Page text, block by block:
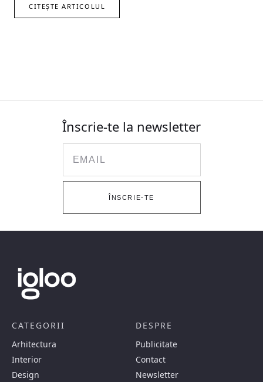
CITEȘTE ARTICOLUL
Înscrie-te la newsletter
ÎNSCRIE-TE
CATEGORII
Arhitectura
Interior
Design
DESPRE
Publicitate
Contact
Newsletter